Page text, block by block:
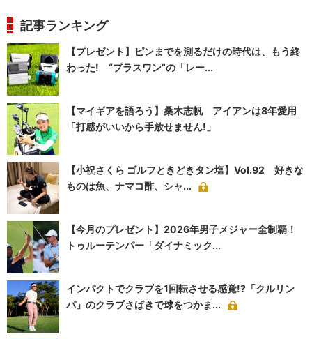
記事ランキング
【プレゼント】ピンまでを測るだけの時代は、もう終
わった! “プラスワン”の「レー...
【マイギアを語ろう】桑木志帆 アイアンは8年愛用
「打感がいいから手放せません!」
【小祝さくら ゴルフときどきタン塩】Vol.92 好きな
ものは魚、ナマコ酢、シャ...
【今月のプレゼント】2026年男子メジャー全制覇！
トゥルーテンパー「ダイナミック...
インパクトでクラブを1回転させる感覚!?「クルリン
パ」のクラブさばきで球をつかま...